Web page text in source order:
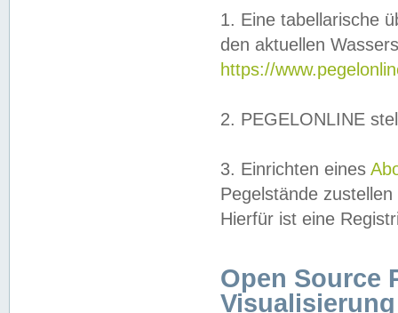
1. Eine tabellarische
den aktuellen
https://
2. PEGELONLINE
3. Einrichten eines
Pegelstände
Hierfür ist eine
Open Source
Visualisierung